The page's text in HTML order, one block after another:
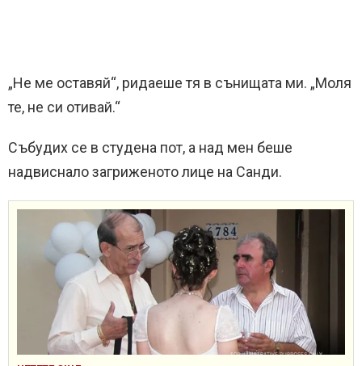
„Не ме оставяй“, ридаеше тя в сънищата ми. „Моля
те, не си отивай.“
Събудих се в студена пот, а над мен беше
надвиснало загриженото лице на Санди.